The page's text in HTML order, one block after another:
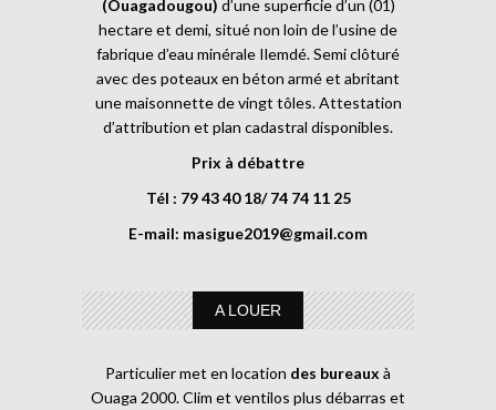
(Ouagadougou) d’une superficie d’un (01)
hectare et demi, situé non loin de l’usine de
fabrique d’eau minérale Ilemdé. Semi clôturé
avec des poteaux en béton armé et abritant
une maisonnette de vingt tôles. Attestation
d’attribution et plan cadastral disponibles.
Prix à débattre
Tél : 79 43 40 18/ 74 74 11 25
E-mail: masigue2019@gmail.com
A LOUER
Particulier met en location des bureaux à
Ouaga 2000. Clim et ventilos plus débarras et